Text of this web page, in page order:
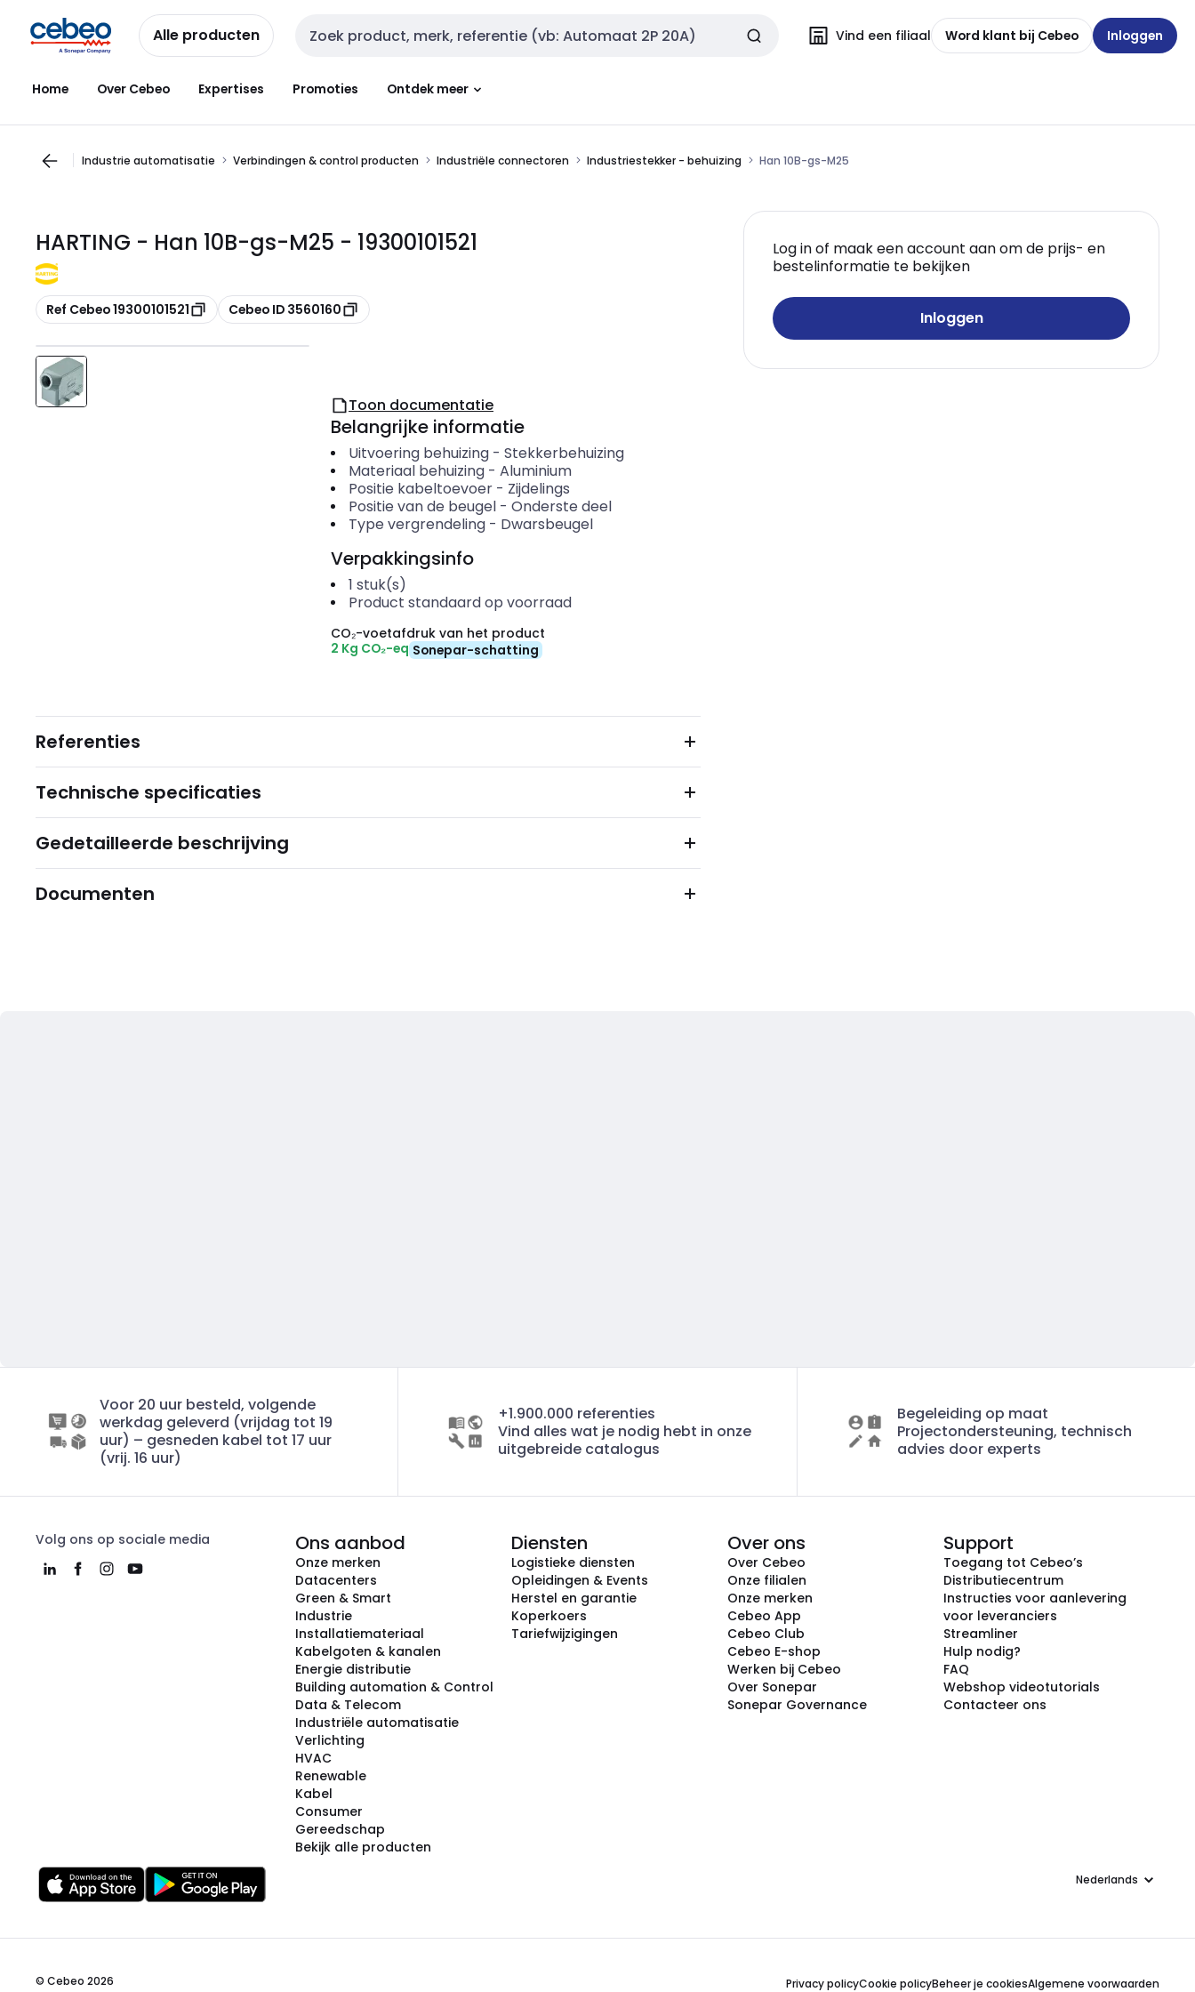
naar
navigatie
naar
inhoud
Alle producten Zoekveld invoer Vind een filiaal Word klant bij Cebeo Inloggen
Home Over Cebeo Expertises Promoties Ontdek meer
Industrie automatisatie Verbindingen & control producten Industriële connectoren Industriestekker - behuizing Han 10B-gs-M25
HARTING - Han 10B-gs-M25 - 19300101521
Kopiëren
Ref Cebeo 19300101521 Kopiëren
Cebeo ID 3560160
Log in of maak een account aan om de prijs- en
bestelinformatie te bekijken
Inloggen
Toon documentatie
Belangrijke informatie
Uitvoering behuizing- Stekkerbehuizing
Materiaal behuizing- Aluminium
Positie kabeltoevoer- Zijdelings
Positie van de beugel- Onderste deel
Type vergrendeling- Dwarsbeugel
Verpakkingsinfo
1 stuk(s)
Product standaard op voorraad
CO₂-voetafdruk van het product
2 Kg CO₂-eq Sonepar-schatting
Referenties
Technische specificaties
Gedetailleerde beschrijving
Documenten
Voor 20 uur besteld, volgende
werkdag geleverd (vrijdag tot 19
uur) – gesneden kabel tot 17 uur
(vrij. 16 uur)
+1.900.000 referenties
Vind alles wat je nodig hebt in onze
uitgebreide catalogus
Begeleiding op maat
Projectondersteuning, technisch
advies door experts
Volg ons op sociale media Ons aanbod
Onze merken
Datacenters
Green & Smart
Industrie
Installatiemateriaal
Kabelgoten & kanalen
Energie distributie
Building automation & Control
Data & Telecom
Industriële automatisatie
Verlichting
HVAC
Renewable
Kabel
Consumer
Gereedschap
Bekijk alle producten
Diensten
Logistieke diensten
Opleidingen & Events
Herstel en garantie
Koperkoers
Tariefwijzigingen
Over ons
Over Cebeo
Onze filialen
Onze merken
Cebeo App
Cebeo Club
Cebeo E-shop
Werken bij Cebeo
Over Sonepar
Sonepar Governance
Support
Toegang tot Cebeo’s
Distributiecentrum
Instructies voor aanlevering
voor leveranciers
Streamliner
Hulp nodig?
FAQ
Webshop videotutorials
Contacteer ons
Taal
© Cebeo 2026 Privacy policyCookie policyBeheer je cookiesAlgemene voorwaarden